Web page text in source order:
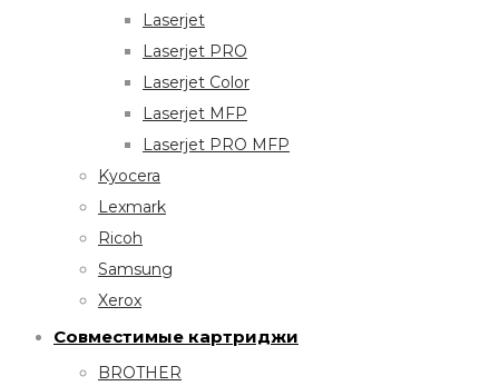
Laserjet
Laserjet PRO
Laserjet Color
Laserjet MFP
Laserjet PRO MFP
Kyocera
Lexmark
Ricoh
Samsung
Xerox
Совместимые картриджи
BROTHER